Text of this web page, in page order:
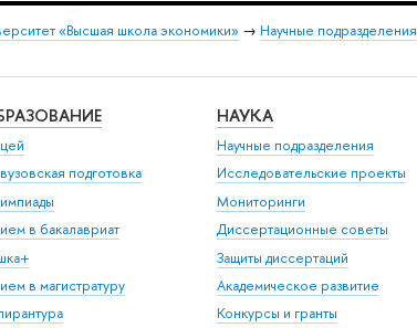
«Высшая школа экономики» → Научные подразделения
подготовка
в бакалавриат
в магистратуру
НАУКА
Научные подразделения
Исследовательские проекты
Мониторинги
Диссертационные советы
Защиты диссертаций
Академическое развитие
Конкурсы и гранты